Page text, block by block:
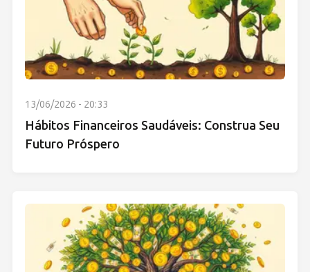
13/06/2026 - 20:33
Hábitos Financeiros Saudáveis: Construa Seu
Futuro Próspero